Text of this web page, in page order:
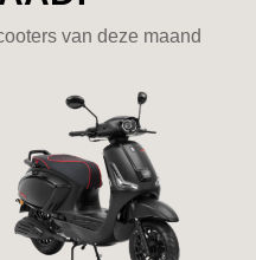
van deze maand